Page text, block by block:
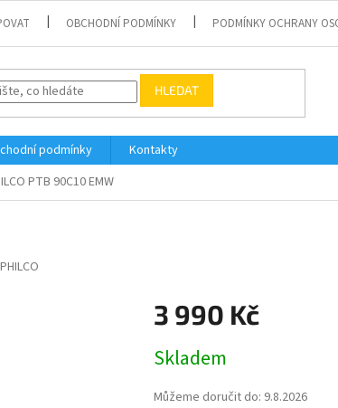
OBCHODNÍ PODMÍNKY PODMÍNKY OCHRANY
HLEDAT
podmínky
Kontakty
PTB 90C10 EMW
PHILCO
3 990 Kč
cena:
Skladem
Můžeme doručit do: 9.8.2026